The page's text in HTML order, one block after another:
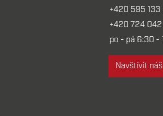
+420 595 133
+420 724
po - pá 6:30 -
Navštívit náš